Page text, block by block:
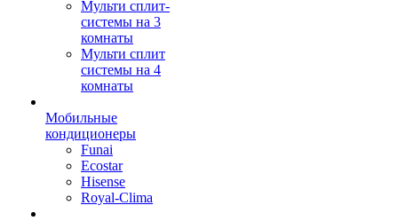
Мульти сплит-
системы на 3
комнаты
Мульти сплит
системы на 4
комнаты
Мобильные
кондиционеры
Funai
Ecostar
Hisense
Royal-Clima